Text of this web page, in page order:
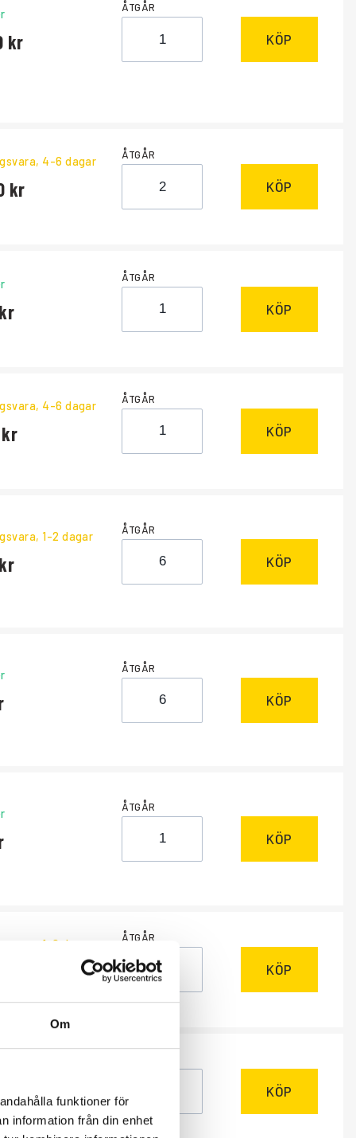
Om
funktioner för
information från din enhet
ÅTGÅR
KÖP
, 4-6 dagar ÅTGÅR
KÖP
ÅTGÅR
KÖP
, 4-6 dagar ÅTGÅR
KÖP
, 1-2 dagar ÅTGÅR
KÖP
ÅTGÅR
KÖP
ÅTGÅR
KÖP
, 1-2 dagar ÅTGÅR
KÖP
KÖP